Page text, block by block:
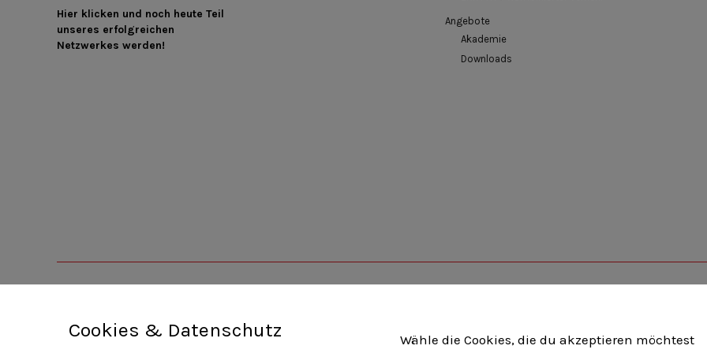
Hier klicken und noch heute Teil
unseres erfolgreichen
Netzwerkes werden!
Angebote
Akademie
Downloads
Unternehmerverband Brandenburg-Berlin e.V.
Cookies & Datenschutz Wähle die Cookies, die du akzeptieren möchtest